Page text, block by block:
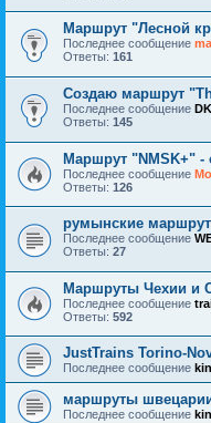
Маршрут "Лесной
Последнее сообщение
Ответы: 161
Создаю маршрут
Последнее сообщение
Ответы: 145
Маршрут "NMSK+" -
Последнее сообщение
Ответы: 126
румынские
Последнее сообщение
Ответы: 27
Маршруты Чехии и
Последнее сообщение
Ответы: 592
JustTrains Torino-
Последнее сообщение
маршруты
Последнее сообщение